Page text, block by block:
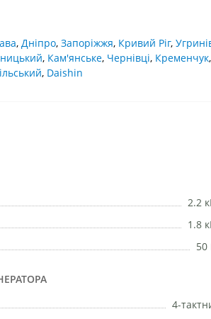
, Дніпро, Запоріжжя, Кривий Ріг,
, Кам'янське, Чернівці, Кременчук,
, Daishin
2.2
1.8
50
4-